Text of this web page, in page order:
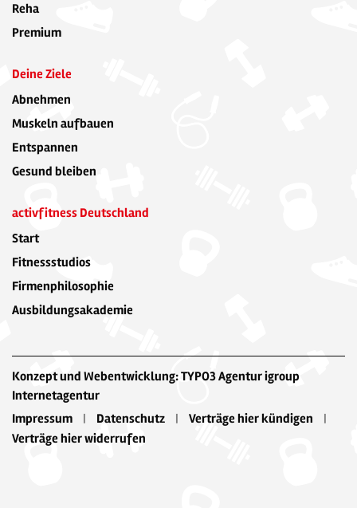
Reha
Premium
Deine Ziele
Abnehmen
Muskeln aufbauen
Entspannen
Gesund bleiben
activfitness Deutschland
Start
Fitnessstudios
Firmenphilosophie
Ausbildungsakademie
Konzept und Webentwicklung: TYPO3 Agentur igroup
Internetagentur
Impressum
Datenschutz
Verträge hier kündigen
Verträge hier widerrufen